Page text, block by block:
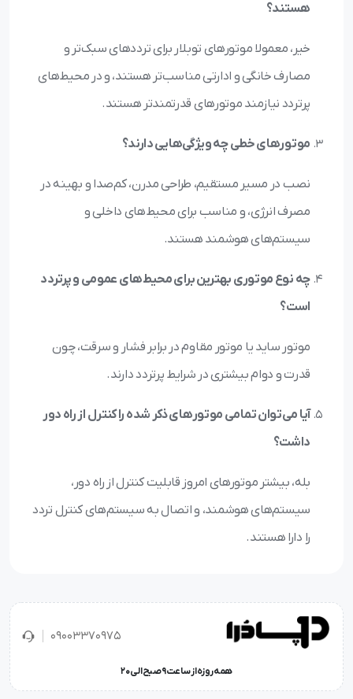
هستند؟
خیر، معمولا موتورهای توبلار برای ترددهای سبک‌تر و
مصارف خانگی و ادارتی مناسب‌تر هستند، و در محیط‌های
پرتردد نیازمند موتورهای قدرتمندتر هستند.
موتورهای خطی چه ویژگی‌هایی دارند؟
نصب در مسیر مستقیم، طراحی مدرن، کم‌صدا و بهینه در
مصرف انرژی، و مناسب برای محیط‌های داخلی و
سیستم‌های هوشمند هستند.
چه نوع موتوری بهترین برای محیط‌های عمومی و پرتردد
است؟
موتور ساید یا موتور مقاوم در برابر فشار و سرقت، چون
قدرت و دوام بیشتری در شرایط پرتردد دارند.
آیا می‌توان تمامی موتورهای ذکر شده را کنترل از راه دور
داشت؟
بله، بیشتر موتورهای امروز قابلیت کنترل از راه دور،
سیستم‌های هوشمند، و اتصال به سیستم‌های کنترل تردد
را دارا هستند.
09003370975
همه روزه از ساعت 9 صبح الی 20